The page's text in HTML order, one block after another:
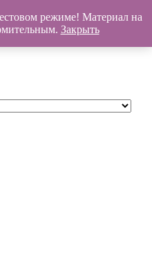
и т.д.
режиме! Материал на
Закрыть